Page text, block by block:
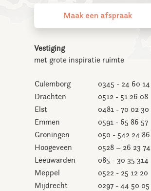
Maak een afspraak
Vestiging
met grote inspiratie ruimte
Culemborg
0345 - 24 60 14
Drachten
0512 - 51 26 08
Elst
0481 - 70 02 30
Emmen
0591 - 65 86 57
Groningen
050 - 542 24 86
Hoogeveen
0528 – 26 23 74
Leeuwarden
085 - 30 35 314
Meppel
0522 - 25 12 20
Mijdrecht
0297 - 44 50 05